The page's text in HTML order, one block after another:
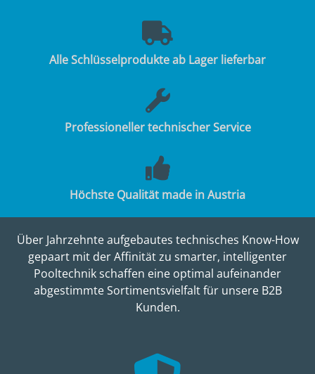
Alle Schlüsselprodukte ab Lager lieferbar
Professioneller technischer Service
Höchste Qualität made in Austria
Über Jahrzehnte aufgebautes technisches Know-How
gepaart mit der Affinität zu smarter, intelligenter
Pooltechnik schaffen eine optimal aufeinander
abgestimmte Sortimentsvielfalt für unsere B2B
Kunden.